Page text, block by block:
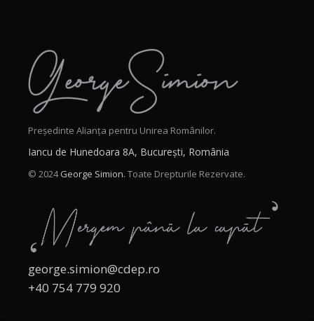
Președinte Alianța pentru Unirea Românilor.
Iancu de Hunedoara 8A, București, România
© 2024George Simion. Toate Drepturile Rezervate.
george.simion@cdep.ro
+40 754 779 920